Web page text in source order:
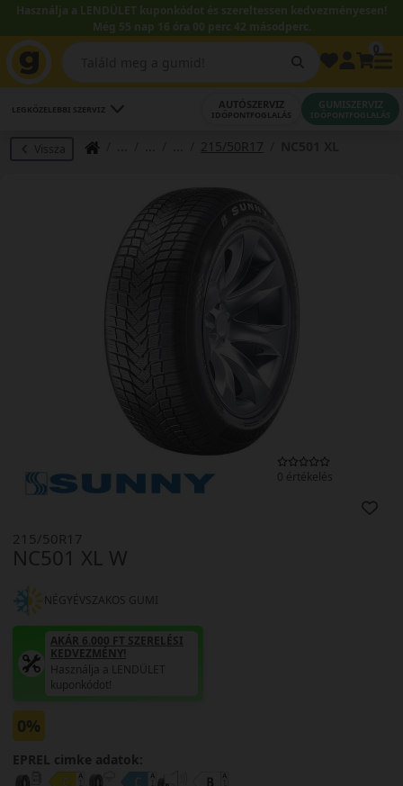
Használja a LENDÜLET kuponkódot és szereltessen kedvezményesen!
Még 55 nap 16 óra 00 perc 41 másodperc.
LEGKÖZELEBBI SZERVIZ AUTÓSZERVIZ
IDŐPONTFOGLALÁS
GUMISZERVIZ
IDŐPONTFOGLALÁS
Vissza 215/50R17
0 értékelés
NC501 XL W
215/50R17
NÉGYÉVSZAKOS GUMI
AKÁR 6.000 FT SZERELÉSI
KEDVEZMÉNY!
Használja a LENDÜLET
kuponkódot!
0%
EPREL cimke adatok: